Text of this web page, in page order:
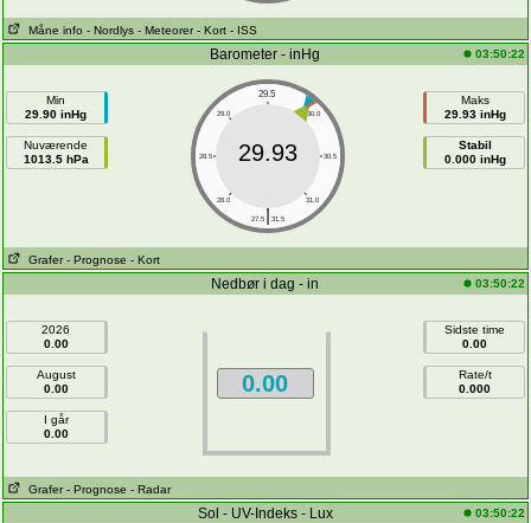
Måne info - Nordlys - Meteorer - Kort - ISS
Barometer - inHg 03:50:22
Min
29.90 inHg
Nuværende
1013.5 hPa
29.5
29.0 30.0
28.5 30.5
28.0 31.0
|
27.5 31.5
29.93
Maks
29.93 inHg
Stabil
0.000 inHg
Grafer - Prognose - Kort
Nedbør i dag - in 03:50:22
2026
0.00
August
0.00
I går
0.00
0.00
Sidste time
0.00
Rate/t
0.000
Grafer - Prognose - Radar
Sol - UV-Indeks - Lux 03:50:22